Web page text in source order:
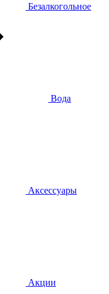
Безалкогольное
Вода
Аксессуары
Акции